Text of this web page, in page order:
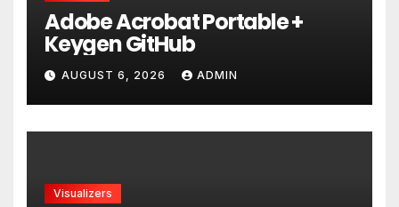
Adobe Acrobat Portable +
Keygen GitHub
AUGUST 6, 2026 ADMIN
Visualizers